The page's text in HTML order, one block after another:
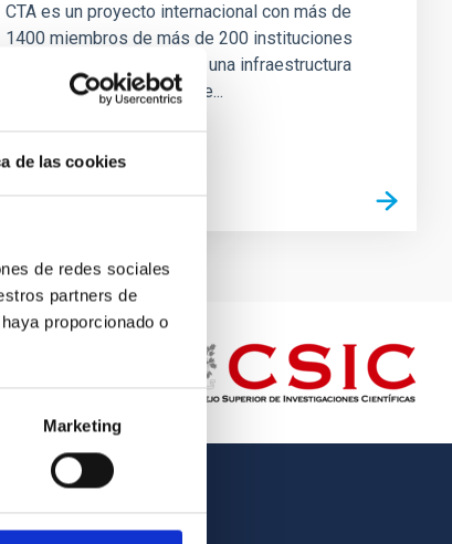
de las cookies
de redes sociales
partners de
proporcionado o
Marketing
CTA es un proyecto internacional con más de
1400 miembros de más de 200 instituciones
de 31 países. Es, por ello, una infraestructura
de una gran diversidad que...
OTHER LINKS